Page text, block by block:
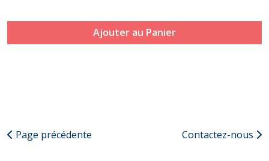
Ajouter au Panier
Page précédente Contactez-nous